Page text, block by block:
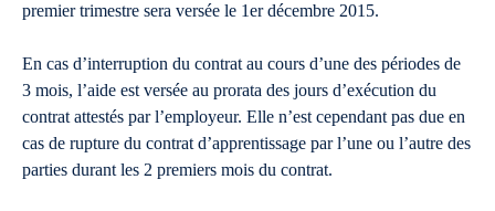
premier trimestre sera versée le 1er décembre 2015.
En cas d’interruption du contrat au cours d’une des périodes de
3 mois, l’aide est versée au prorata des jours d’exécution du
contrat attestés par l’employeur. Elle n’est cependant pas due en
cas de rupture du contrat d’apprentissage par l’une ou l’autre des
parties durant les 2 premiers mois du contrat.